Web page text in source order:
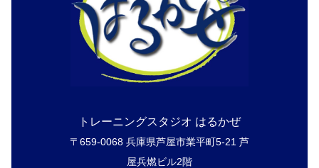
トレーニングスタジオ はるかぜ
〒659-0068 兵庫県芦屋市業平町5-21 芦
屋兵燃ビル2階